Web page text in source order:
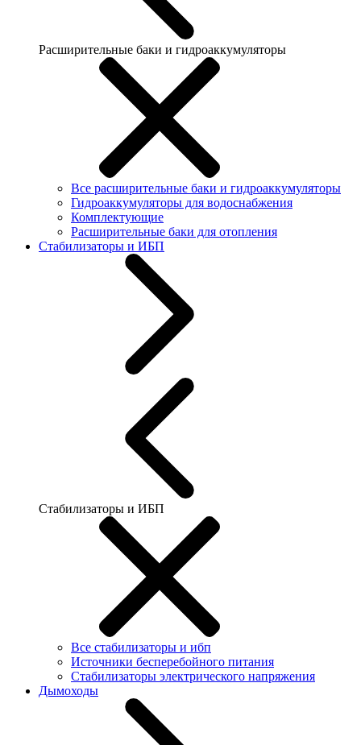
Расширительные баки и гидроаккумуляторы
Все расширительные баки и гидроаккумуляторы
Гидроаккумуляторы для водоснабжения
Комплектующие
Расширительные баки для отопления
Стабилизаторы и ИБП
Стабилизаторы и ИБП
Все стабилизаторы и ибп
Источники бесперебойного питания
Стабилизаторы электрического напряжения
Дымоходы